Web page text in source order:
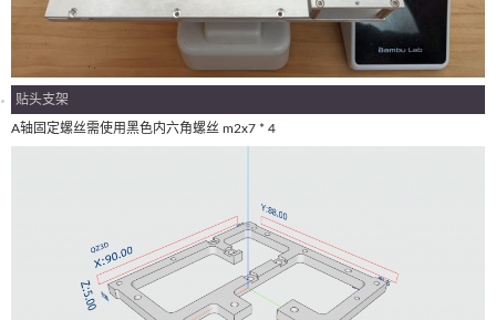
贴头支架
A轴固定螺丝需使用黑色内六角螺丝 m2x7 * 4